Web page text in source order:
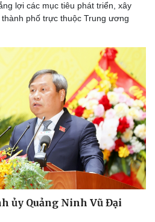
lợi các mục tiêu phát triển, xây
phố trực thuộc Trung ương
ủy Quảng Ninh Vũ Đại